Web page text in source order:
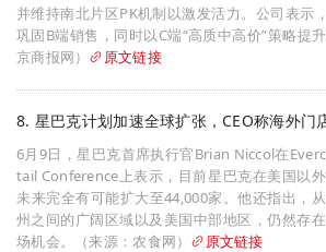
并维持南北片区PK机制以激发活力。公司表示
巩固B端销售，同时以C端“高质中高价”策略提
京商报网）
原文链接
8. 星巴克计划加速全球扩张，CEO称海外门
6月9日，星巴克首席执行官Brian Niccol在
tail Conference上表示，目前星巴克在美国以
未来完全有可能扩大至44,000家。他还指出，
州之间的广阔区域以及美国中部地区，仍然存
场机会。（来源：农食网）
原文链接